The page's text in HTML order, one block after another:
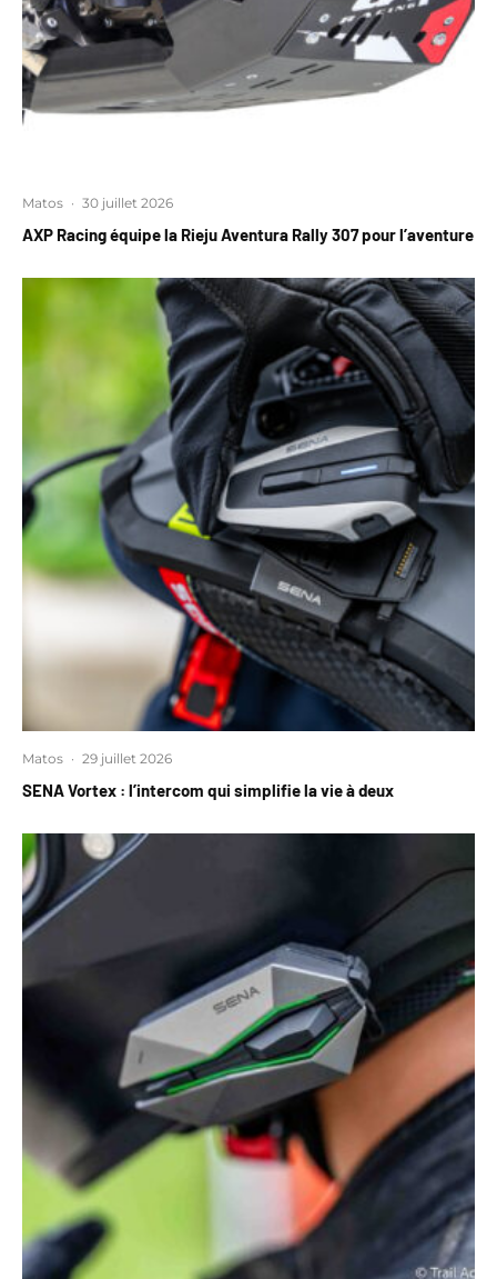
Matos · 30 juillet 2026
AXP Racing équipe la Rieju Aventura Rally 307 pour l’aventure
Matos · 29 juillet 2026
SENA Vortex : l’intercom qui simplifie la vie à deux